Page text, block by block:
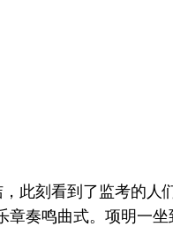
此刻看到了监考的
奏鸣曲式。项明一